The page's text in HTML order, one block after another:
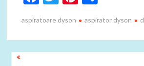
e
b
itt
er
er
es
ta
je
aspiratoare dyson aspirator dyson
Navigare